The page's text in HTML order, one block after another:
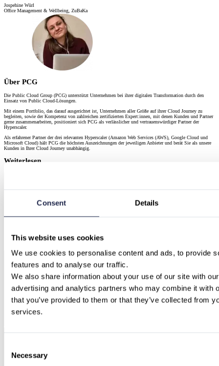
Consent Details
This website uses cookies
We use cookies to personalise content and ads, to provide
features and to analyse our traffic.
We also share information about your use of our site with
advertising and analytics partners who may combine it with
that you’ve provided to them or that they’ve collected from
services.
Selection
Necessary
Jospehine Würl
Office Management & Wellbeing, ZuBaKa
Über PCG
Die Public Cloud Group (PCG) unterstützt Unternehmen bei ihrer digitalen Transformation durch den
Einsatz von Public Cloud-Lösungen.
Mit einem Portfolio, das darauf ausgerichtet ist, Unternehmen aller Größe auf ihrer Cloud Journey zu
begleiten, sowie der Kompetenz von zahlreichen zertifizierten Expert:innen, mit denen Kunden und Partner
gerne zusammenarbeiten, positioniert sich PCG als verlässlicher und vertrauenswürdiger Partner der
Hyperscaler.
Als erfahrener Partner der drei relevanten Hyperscaler (Amazon Web Services (AWS), Google Cloud und
Microsoft Cloud) hält PCG die höchsten Auszeichnungen der jeweiligen Anbieter und berät Sie als unsere
Kunden in Ihrer Cloud Journey unabhängig.
Weiterlesen